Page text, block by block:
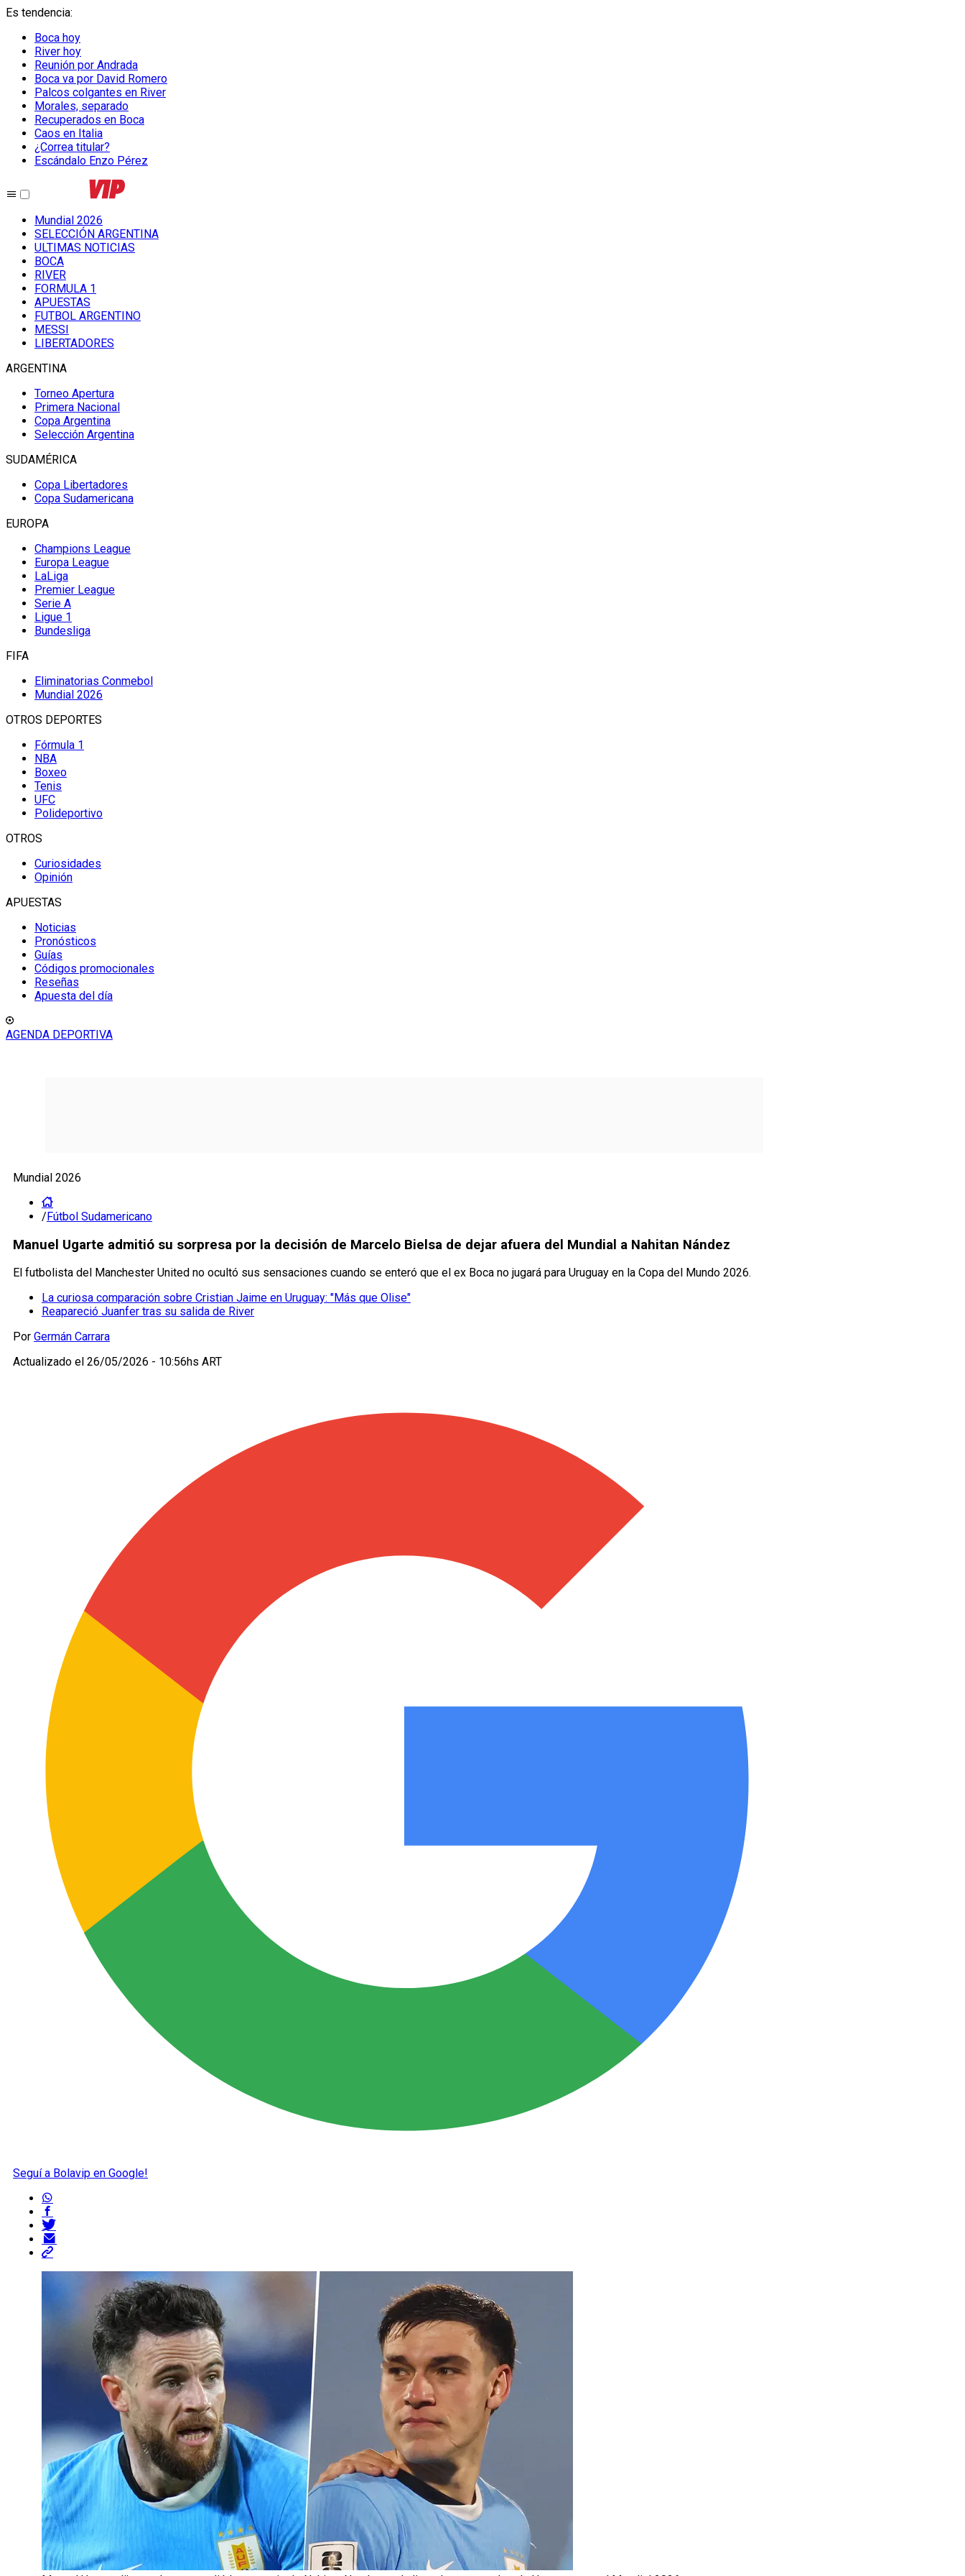
Es tendencia:
Boca hoy
River hoy
Reunión por Andrada
Boca va por David Romero
Palcos colgantes en River
Morales, separado
Recuperados en Boca
Caos en Italia
¿Correa titular?
Escándalo Enzo Pérez
Mundial 2026
SELECCIÓN ARGENTINA
ULTIMAS NOTICIAS
BOCA
RIVER
FORMULA 1
APUESTAS
FUTBOL ARGENTINO
MESSI
LIBERTADORES
ARGENTINA
Torneo Apertura
Primera Nacional
Copa Argentina
Selección Argentina
SUDAMÉRICA
Copa Libertadores
Copa Sudamericana
EUROPA
Champions League
Europa League
LaLiga
Premier League
Serie A
Ligue 1
Bundesliga
FIFA
Eliminatorias Conmebol
Mundial 2026
OTROS DEPORTES
Fórmula 1
NBA
Boxeo
Tenis
UFC
Polideportivo
OTROS
Curiosidades
Opinión
APUESTAS
Noticias
Pronósticos
Guías
Códigos promocionales
Reseñas
Apuesta del día
AGENDA DEPORTIVA
Mundial 2026
/Fútbol Sudamericano
Manuel Ugarte admitió su sorpresa por la decisión de Marcelo Bielsa de dejar afuera del Mundial a Nahitan Nández
El futbolista del Manchester United no ocultó sus sensaciones cuando se enteró que el ex Boca no jugará para Uruguay en la Copa del Mundo 2026.
La curiosa comparación sobre Cristian Jaime en Uruguay: "Más que Olise"
Reapareció Juanfer tras su salida de River
Por Germán Carrara
Actualizado el 26/05/2026 - 10:56hs ART
Seguí a Bolavip en Google!